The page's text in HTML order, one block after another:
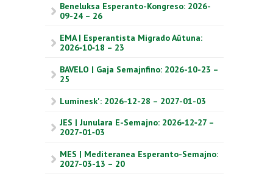
Beneluksa Esperanto-Kongreso: 2026-
09-24 – 26
EMA | Esperantista Migrado Aŭtuna:
2026‑10‑18 – 23
BAVELO | Gaja Semajnfino: 2026-10-23 –
25
Luminesk': 2026-12-28 – 2027-01-03
JES | Junulara E-Semajno: 2026‑12‑27 –
2027‑01‑03
MES | Mediteranea Esperanto-Semajno:
2027-03-13 – 20